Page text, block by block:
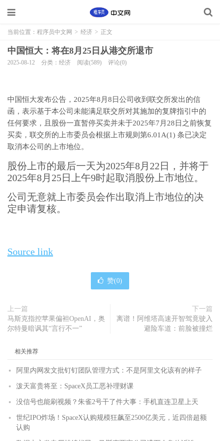
当前位置： 程序员中文网 > 经济 > 正文
中国恒大：将在8月25日从港交所退市
2025-08-12 分类：经济 阅读(589) 评论(0)
中国恒大发布公告，2025年8月8日公司收到联交所发出的信
函，表示基于本公司未能满足联交所对其施加的复牌指引中的
任何要求，且股份一直暂停买卖并未于2025年7月28日之前恢复
买卖，联交所的上市委员会根据上市规则第6.01A(1) 条已决定
取消本公司的上市地位。
股份上市的最后一天为2025年8月22日，并将于
2025年8月25日上午9时起取消股份上市地位。
公司无意就上市委员会作出取消上市地位的决
定申请复核。
Source link
赞(0)
上一篇
马斯克指控苹果偏袒OpenAI，奥
尔特曼暗讽其“言行不一”
下一篇
离谱！阿维塔高速开智驾竟驶入
避险车道：前脸被撞烂
相关推荐
阿里内网发文批钉钉团队管理方式：不是阿里文化该有的样子
泼天富贵将至：SpaceX员工恶补理财课
没信号也能刷视频？朱雀2号干了件大事：手机直连卫星上天
世纪IPO炸场！SpaceX认购规模狂飙至2500亿美元，近四倍超额
认购